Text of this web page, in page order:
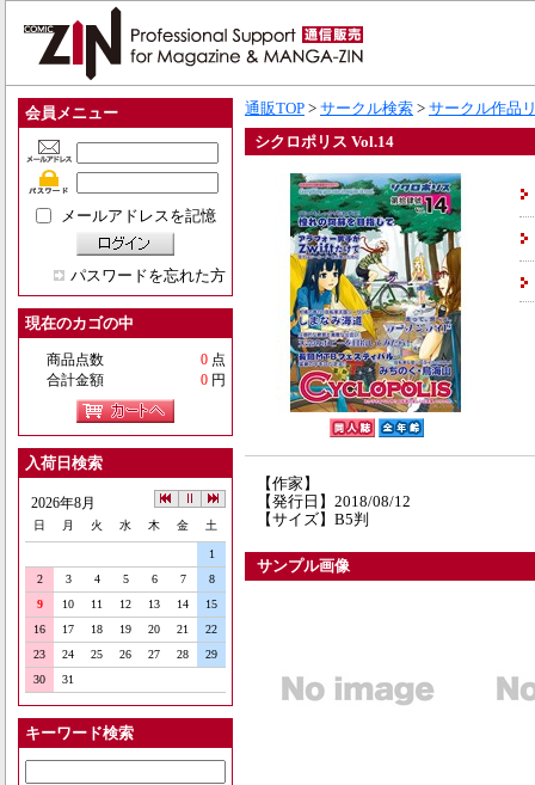
会員メニュー
メールアドレスを記憶
パスワードを忘れた方
現在のカゴの中
商品点数 0 点
合計金額
0 円
入荷日検索
2026年8月
日 月 火 水 木 金 土
1
2
3 4 5 6 7
8
9
10 11 12 13 14
15
16
17 18 19 20 21
22
23
24 25 26 27 28
29
30
31
キーワード検索
通販TOP > サークル検索 > サークル作品
シクロポリス Vol.14
【作家】
【発行日】2018/08/12
【サイズ】B5判
サンプル画像